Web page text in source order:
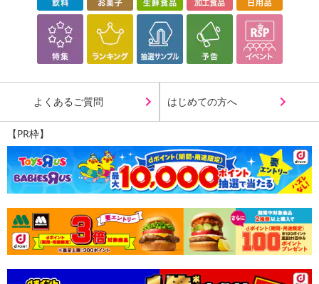
よくあるご質問 はじめての方へ
【PR枠】